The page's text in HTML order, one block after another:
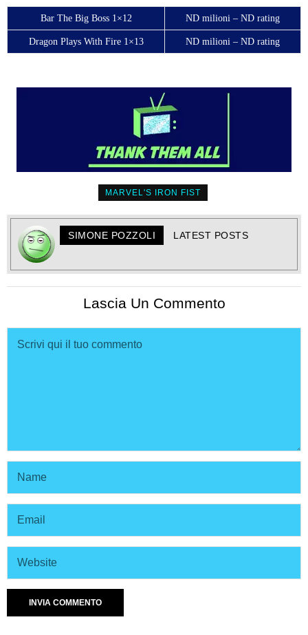
Bar The Big Boss 1×12 ND milioni – ND rating
Dragon Plays With Fire 1×13 ND milioni – ND rating
MARVEL'S IRON FIST
SIMONE POZZOLI LATEST POSTS
Lascia Un Commento